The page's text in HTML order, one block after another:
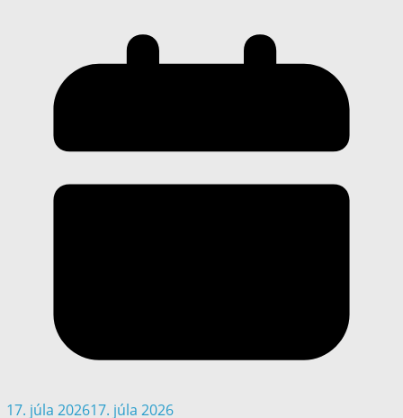
17. júla 202617. júla 2026